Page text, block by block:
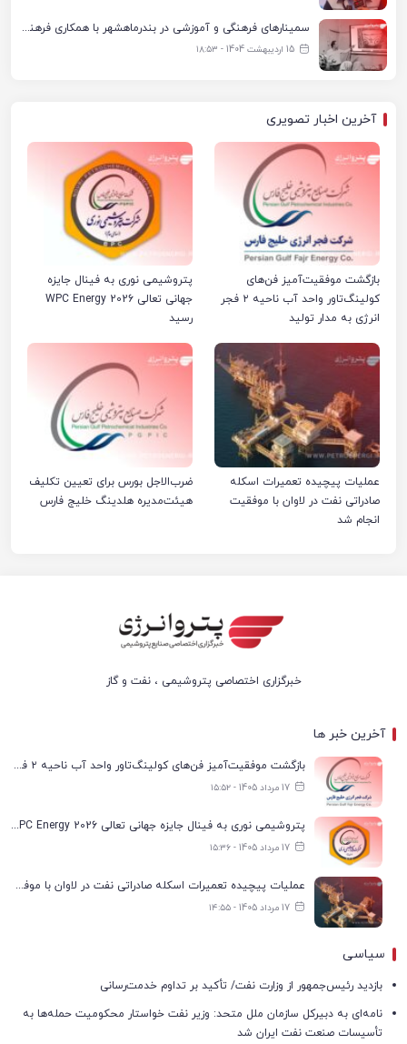
سمینارهای فرهنگی و آموزشی در بندرماهشهر با همکاری فرهنگ‌سرای پتروشیمی مارون
15 اردیبهشت 1404 - ۱۸:۵۳
آخرین اخبار تصویری
بازگشت موفقیت‌آمیز فن‌های
کولینگ‌تاور واحد آب ناحیه ۲ فجر
انرژی به مدار تولید
پتروشیمی نوری به فینال جایزه
جهانی تعالی WPC Energy 2026
رسید
عملیات پیچیده تعمیرات اسکله
صادراتی نفت در لاوان با موفقیت
انجام شد
ضرب‌الاجل بورس برای تعیین تکلیف
هیئت‌مدیره هلدینگ خلیج فارس
خبرگزاری اختصاصی پتروشیمی ، نفت و گاز
آخرین خبر ها
بازگشت موفقیت‌آمیز فن‌های کولینگ‌تاور واحد آب ناحیه ۲ فجر انرژی به مدار تولید
17 مرداد 1405 - ۱۵:۵۲
پتروشیمی نوری به فینال جایزه جهانی تعالی WPC Energy 2026 رسید
17 مرداد 1405 - ۱۵:۳۶
عملیات پیچیده تعمیرات اسکله صادراتی نفت در لاوان با موفقیت انجام شد
17 مرداد 1405 - ۱۴:۵۵
سیاسی
بازدید رئیس‌جمهور از وزارت نفت/ تأکید بر تداوم خدمت‌رسانی
نامه‌ای به دبیرکل سازمان ملل متحد: وزیر نفت خواستار محکومیت حمله‌ها به
تأسیسات صنعت نفت ایران شد